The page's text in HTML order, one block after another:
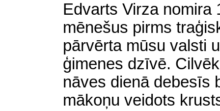
Edvarts Virza nomira
mēnešus pirms
pārvērta mūsu valsti
ģimenes dzīvē.
nāves dienā debesīs
mākoņu veidots